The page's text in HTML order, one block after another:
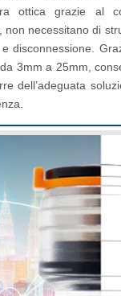
ottica grazie al
non necessitano di
disconnessione.
3mm a 25mm,
dell’adeguata